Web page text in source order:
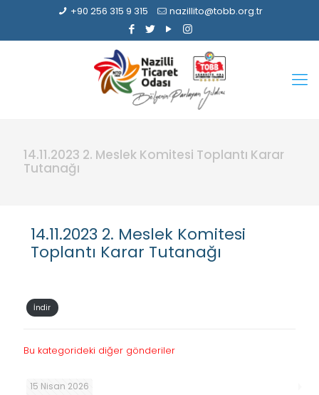
+90 256 315 9 315 nazillito@tobb.org.tr
14.11.2023 2. Meslek Komitesi Toplantı Karar
Tutanağı
14.11.2023 2. Meslek Komitesi
Toplantı Karar Tutanağı
İndir
Bu kategorideki diğer gönderiler
15 Nisan 2026